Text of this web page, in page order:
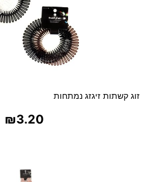
זוג קשתות זיגזג נמתחות
₪3.20